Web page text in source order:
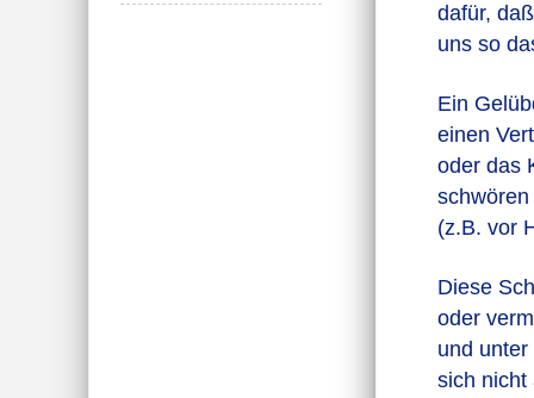
dafür,
uns so
Ein
einen
oder das
(z.B. vor
Diese
oder
und
sich nicht